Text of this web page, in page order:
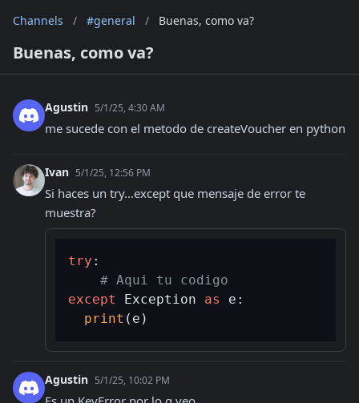
Channels / #general / Buenas, como va?
Buenas, como va?
Agustin 5/1/25, 4:30 AM
me sucede con el metodo de createVoucher en python
Ivan 5/1/25, 12:56 PM
Si haces un try...except que mensaje de error te
muestra?
try :
# Aqui tu codigo
except
Exception as
e:
print
Agustin 5/1/25, 10:02 PM